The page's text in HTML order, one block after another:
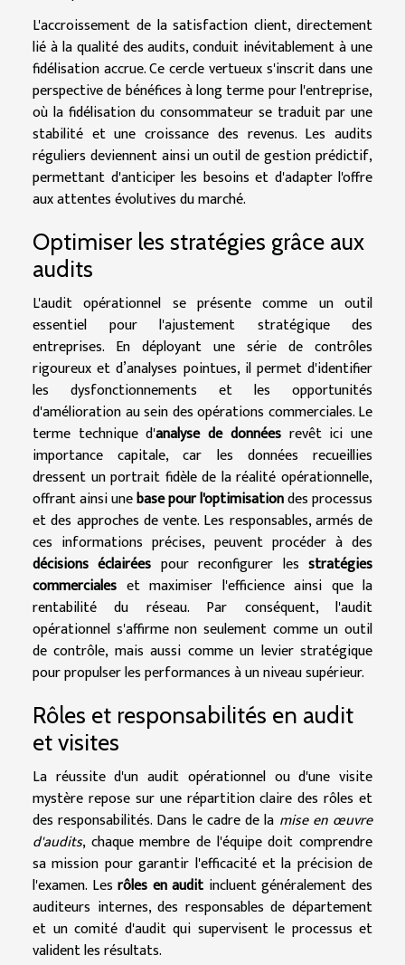
L'accroissement de la satisfaction client, directement
lié à la qualité des audits, conduit inévitablement à une
fidélisation accrue. Ce cercle vertueux s'inscrit dans une
perspective de bénéfices à long terme pour l'entreprise,
où la fidélisation du consommateur se traduit par une
stabilité et une croissance des revenus. Les audits
réguliers deviennent ainsi un outil de gestion prédictif,
permettant d'anticiper les besoins et d'adapter l'offre
aux attentes évolutives du marché.
Optimiser les stratégies grâce aux
audits
L'audit opérationnel se présente comme un outil
essentiel pour l'ajustement stratégique des
entreprises. En déployant une série de contrôles
rigoureux et d’analyses pointues, il permet d'identifier
les dysfonctionnements et les opportunités
d'amélioration au sein des opérations commerciales. Le
terme technique d'analyse de donnéesrevêt ici une
importance capitale, car les données recueillies
dressent un portrait fidèle de la réalité opérationnelle,
offrant ainsi unebase pour l'optimisationdes processus
et des approches de vente. Les responsables, armés de
ces informations précises, peuvent procéder à des
décisions éclairées pour reconfigurer lesstratégies
commerciales et maximiser l'efficience ainsi que la
rentabilité du réseau. Par conséquent, l'audit
opérationnel s'affirme non seulement comme un outil
de contrôle, mais aussi comme un levier stratégique
pour propulser les performances à un niveau supérieur.
Rôles et responsabilités en audit
et visites
La réussite d'un audit opérationnel ou d'une visite
mystère repose sur une répartition claire des rôles et
des responsabilités. Dans le cadre de la mise en œuvre
d'audits, chaque membre de l'équipe doit comprendre
sa mission pour garantir l'efficacité et la précision de
l'examen. Lesrôles en audit incluent généralement des
auditeurs internes, des responsables de département
et un comité d'audit qui supervisent le processus et
valident les résultats.